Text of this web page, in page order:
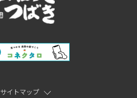
サイトマップ